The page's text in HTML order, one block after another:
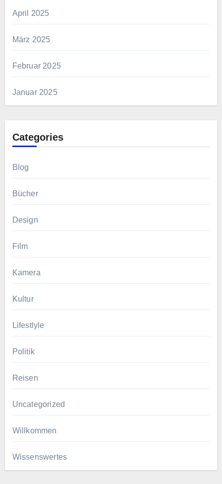
April 2025
März 2025
Februar 2025
Januar 2025
Categories
Blog
Bücher
Design
Film
Kamera
Kultur
Lifestlyle
Politik
Reisen
Uncategorized
Willkommen
Wissenswertes